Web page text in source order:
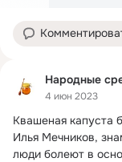
Народные
4 июн 2023
Квашеная капуста
Илья Мечников,
люди болеют в